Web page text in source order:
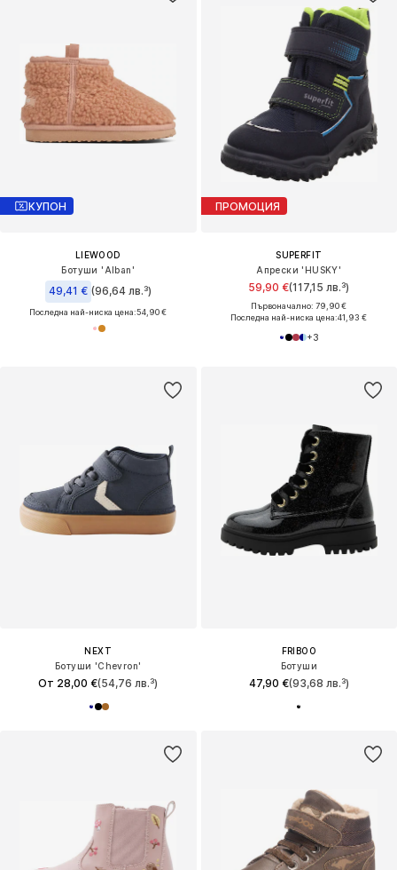
КУПОН
LIEWOOD
Ботуши 'Alban'
49,41 € (96,64 лв.³)
Последна най-ниска цена:54,90 €
ПРОМОЦИЯ
SUPERFIT
Апрески 'HUSKY'
59,90 €(117,15 лв.³)
Първоначално: 79,90 €
Последна най-ниска цена:41,93 €
+3
NEXT
Ботуши 'Chevron'
От 28,00 €(54,76 лв.³)
FRIBOO
Ботуши
47,90 €(93,68 лв.³)